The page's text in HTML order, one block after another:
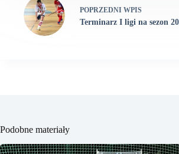
POPRZEDNI WPIS
Terminarz I ligi na sezon
Podobne materiały